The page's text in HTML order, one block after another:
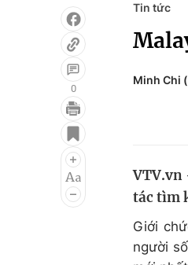
Điện ảnh
Âm nhạc
0
Tin tức
Minh Chi
VTV.vn
tác tìm
Giới
người